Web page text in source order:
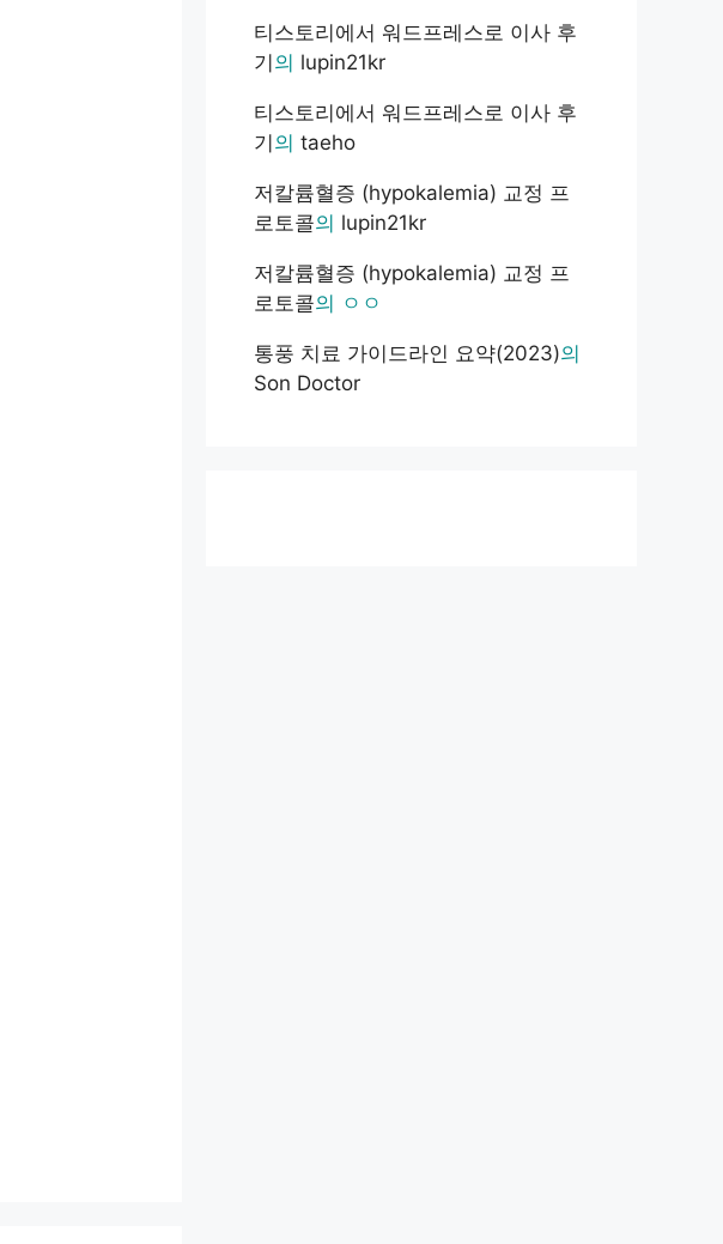
티스토리에서 워드프레스로 이사 후
기 의 lupin21kr
티스토리에서 워드프레스로 이사 후
기 의 taeho
저칼륨혈증 (hypokalemia) 교정 프
로토콜의 lupin21kr
저칼륨혈증 (hypokalemia) 교정 프
로토콜의 ㅇㅇ
통풍 치료 가이드라인 요약(2023)의
Son Doctor